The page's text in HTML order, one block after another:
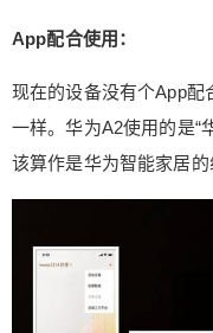
App配合使用：
现在的设备没有个App配
一样。华为A2使用的是“
该算作是华为智能家居的